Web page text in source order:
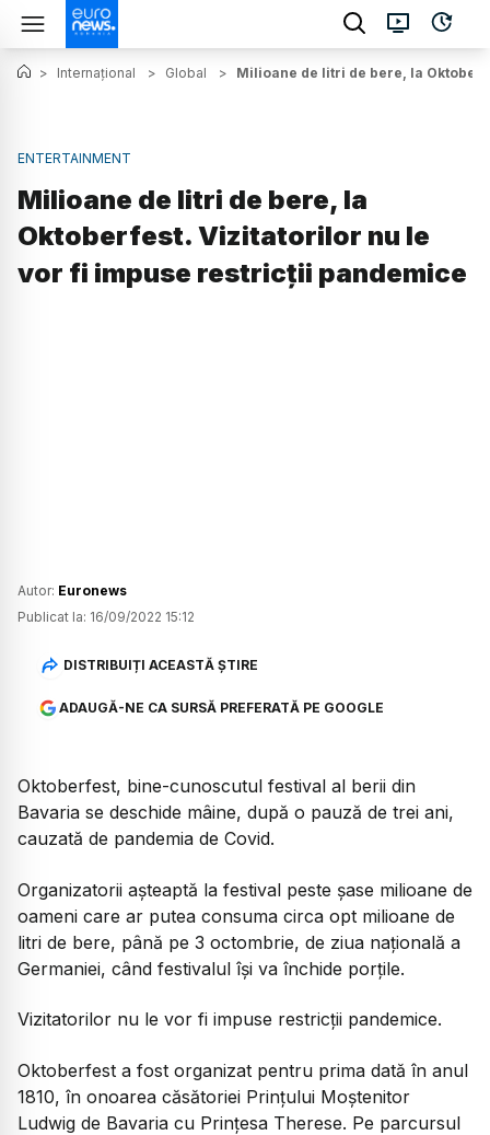
> Internațional > Global > Milioane de litri de bere, la
ENTERTAINMENT
Milioane de litri de bere, la
Oktoberfest. Vizitatorilor nu le
vor fi impuse restricții pandemice
Autor: Euronews
Publicat la: 16/09/2022 15:12
DISTRIBUIȚI ACEASTĂ ȘTIRE
ADAUGĂ-NE CA SURSĂ PREFERATĂ PE GOOGLE
Oktoberfest, bine-cunoscutul festival al berii din
Bavaria se deschide mâine, după o pauză de trei ani,
cauzată de pandemia de Covid.
Organizatorii așteaptă la festival peste șase milioane de
oameni care ar putea consuma circa opt milioane de
litri de bere, până pe 3 octombrie, de ziua națională a
Germaniei, când festivalul își va închide porțile.
Vizitatorilor nu le vor fi impuse restricții pandemice.
Oktoberfest a fost organizat pentru prima dată în anul
1810, în onoarea căsătoriei Prințului Moștenitor
Ludwig de Bavaria cu Prințesa Therese. Pe parcursul